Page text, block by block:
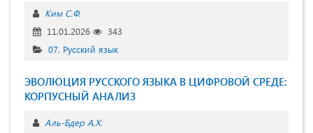
Ким С.Ф.
11.01.2026
343
07. Русский язык
ЭВОЛЮЦИЯ РУССКОГО ЯЗЫКА В ЦИФРОВОЙ СРЕДЕ:
КОРПУСНЫЙ АНАЛИЗ
Аль-Бдер А.Х.